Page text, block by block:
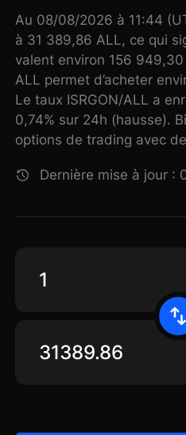
Au 08/08/2026 à 11:44
à 31 389,86 ALL, ce qui
valent environ 156 949,30
ALL permet d’acheter
Le taux ISRGON/ALL a
0,74% sur 24h (hausse).
options de trading avec
Dernière mise à jour :